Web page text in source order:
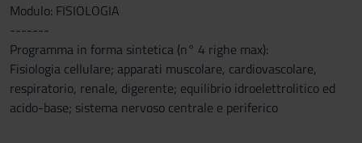
Modulo: FISIOLOGIA
-------
Programma in forma sintetica (n° 4 righe max):
Fisiologia cellulare; apparati muscolare, cardiovascolare,
respiratorio, renale, digerente; equilibrio idroelettrolitico ed
acido-base; sistema nervoso centrale e periferico